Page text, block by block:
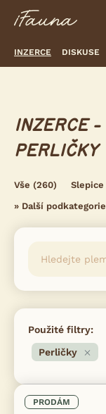
INZERCE DISKUSE
INZERCE -
PERLIČKY
Vše (260) Slepice
» Další podkategorie
Použité filtry:
Perličky
PRODÁM